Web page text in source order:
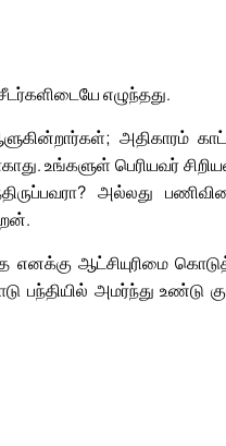
எழுந்தது.
அதிகாரம்
பெரியவர்
அல்லது பணிவிடை
ஆட்சியுரிமை
அமர்ந்து உண்டு